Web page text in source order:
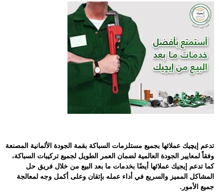
تدعم إيچيك عملائها بجميع مستلزمات السباكة بقمة الجودة الألمانية المصنعة
وفقاً لمعايير الجودة العالمية لضمان العمر الطويل لجميع تركيبات السباكة،
كما تدعم إيجيك عملائها أيضًا بخدمات ما بعد البيع من خلال فريق حل
المشاكل المميز والسريع في أداء عمله بإتقان وعلى أكمل وجه لمعالجة
جميع الأمور.